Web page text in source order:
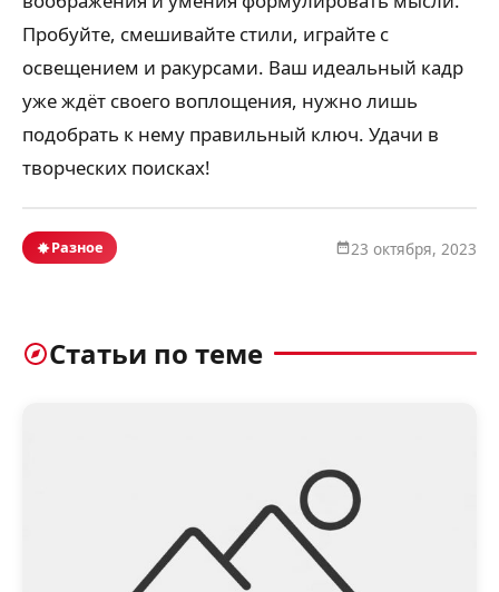
Пробуйте, смешивайте стили, играйте с
освещением и ракурсами. Ваш идеальный кадр
уже ждёт своего воплощения, нужно лишь
подобрать к нему правильный ключ. Удачи в
творческих поисках!
Разное 23 октября, 2023
Статьи по теме